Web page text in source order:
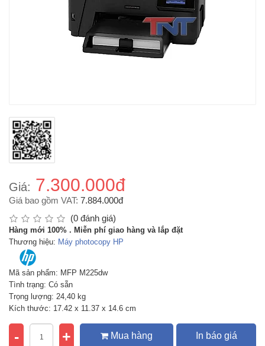
Giá: 7.300.000đ
Giá bao gồm VAT: 7.884.000đ
(0 đánh giá)
Hàng mới 100% . Miễn phí giao hàng và lắp đặt
Thương hiệu: Máy photocopy HP
Mã sản phẩm: MFP M225dw
Tình trạng: Có sẵn
Trọng lượng: 24,40 kg
Kích thước: 17.42 x 11.37 x 14.6 cm
- + Mua hàng In báo giá